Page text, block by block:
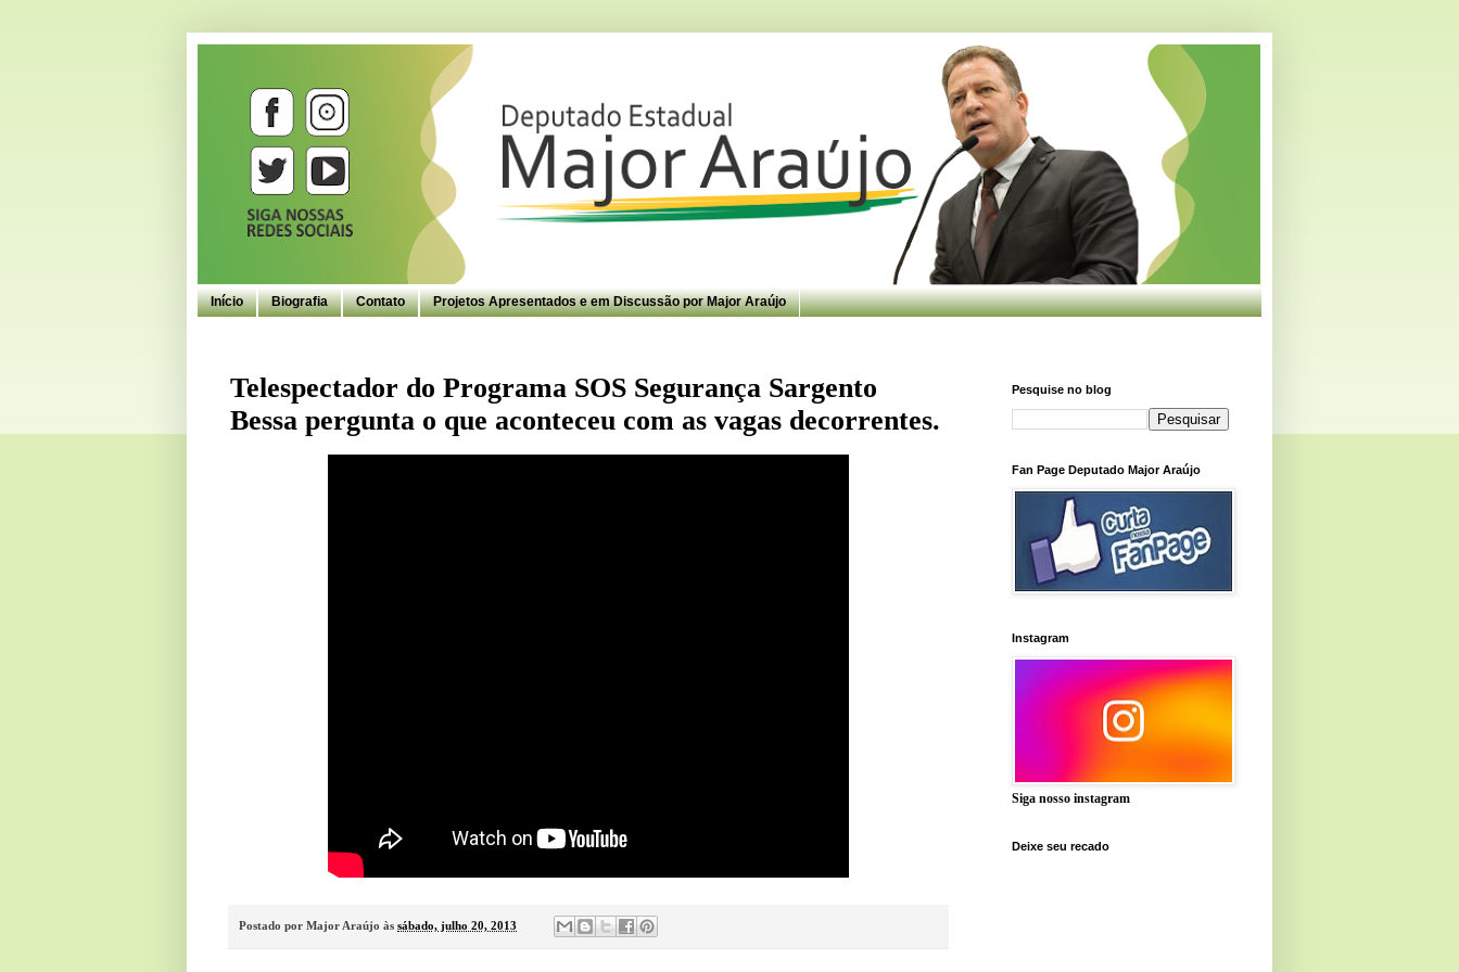
Início Biografia Contato Projetos Apresentados e em Discussão por Major Araújo
Telespectador do Programa SOS Segurança Sargento
Bessa pergunta o que aconteceu com as vagas decorrentes.
Postado por Major Araújo às sábado, julho 20, 2013
Pesquise no blog
Fan Page Deputado Major Araújo
Instagram
Siga nosso instagram
Deixe seu recado